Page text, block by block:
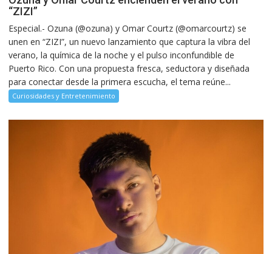
“ZIZI”
Especial.- Ozuna (@ozuna) y Omar Courtz (@omarcourtz) se
unen en “ZIZI”, un nuevo lanzamiento que captura la vibra del
verano, la química de la noche y el pulso inconfundible de
Puerto Rico. Con una propuesta fresca, seductora y diseñada
para conectar desde la primera escucha, el tema reúne...
Curiosidades y Entretenimiento